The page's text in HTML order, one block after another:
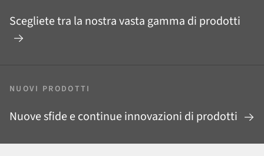
Scegliete tra la nostra vasta gamma di prodotti
NUOVI PRODOTTI
Nuove sfide e continue innovazioni di prodotti